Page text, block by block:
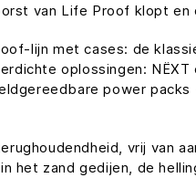
van Life Proof klopt en
lijn met cases: de
oplossingen: NËXT
power
vrij van
zand gedijen, de